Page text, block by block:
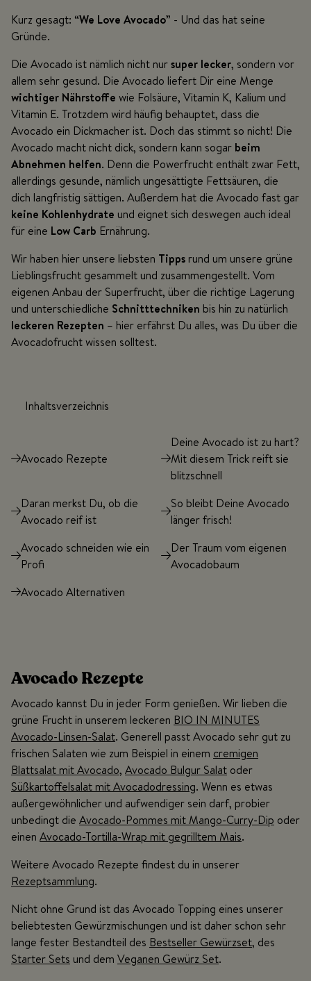
Kurz gesagt: “We Love Avocado” - Und das hat seine
Gründe.
Die Avocado ist nämlich nicht nursuper lecker, sondern vor
allem sehr gesund. Die Avocado liefert Dir eine Menge
wichtiger Nährstoffe wie Folsäure, Vitamin K, Kalium und
Vitamin E. Trotzdem wird häufig behauptet, dass die
Avocado ein Dickmacher ist. Doch das stimmt so nicht! Die
Avocado macht nicht dick, sondern kann sogar beim
Abnehmen helfen. Denn die Powerfrucht enthält zwar Fett,
allerdings gesunde, nämlich ungesättigte Fettsäuren, die
dich langfristig sättigen. Außerdem hat die Avocado fast gar
keine Kohlenhydrate und eignet sich deswegen auch ideal
für eine Low Carb Ernährung.
Wir haben hier unsere liebsten Tipps rund um unsere grüne
Lieblingsfrucht gesammelt und zusammengestellt. Vom
eigenen Anbau der Superfrucht, über die richtige Lagerung
und unterschiedliche Schnitttechniken bis hin zu natürlich
leckeren Rezepten – hier erfährst Du alles, was Du über die
Avocadofrucht wissen solltest.
Inhaltsverzeichnis
Avocado Rezepte
Deine Avocado ist zu hart?
Mit diesem Trick reift sie
blitzschnell
Daran merkst Du, ob die
Avocado reif ist
So bleibt Deine Avocado
länger frisch!
Avocado schneiden wie ein
Profi
Der Traum vom eigenen
Avocadobaum
Avocado Alternativen
Avocado Rezepte
Avocado kannst Du in jeder Form genießen. Wir lieben die
grüne Frucht in unserem leckeren BIO IN MINUTES
Avocado-Linsen-Salat. Generell passt Avocado sehr gut zu
frischen Salaten wie zum Beispiel in einem cremigen
Blattsalat mit Avocado, Avocado Bulgur Salat oder
Süßkartoffelsalat mit Avocadodressing. Wenn es etwas
außergewöhnlicher und aufwendiger sein darf, probier
unbedingt die Avocado-Pommes mit Mango-Curry-Dip oder
einen Avocado-Tortilla-Wrap mit gegrilltem Mais.
Weitere Avocado Rezepte findest du in unserer
Rezeptsammlung.
Nicht ohne Grund ist das Avocado Topping eines unserer
beliebtesten Gewürzmischungen und ist daher schon sehr
lange fester Bestandteil des Bestseller Gewürzset, des
Starter Sets und dem Veganen Gewürz Set.